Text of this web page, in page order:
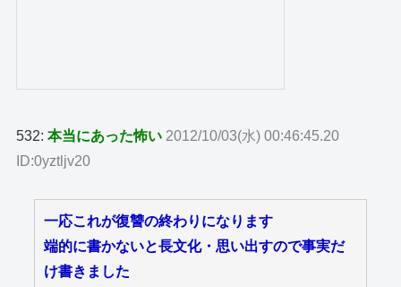
532:本当にあった怖い 2012/10/03(水) 00:46:45.20
ID:0yztljv20
一応これが復讐の終わりになります
端的に書かないと長文化・思い出すので事実だ
け書きました